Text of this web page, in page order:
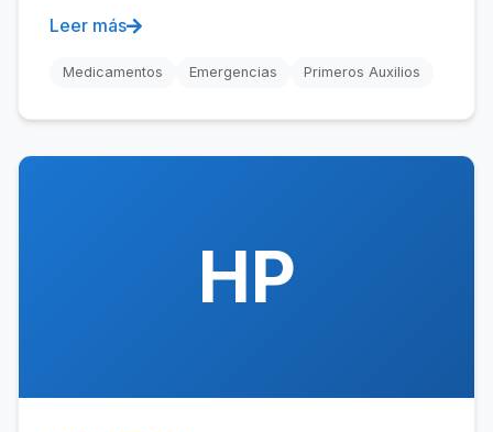
Leer más
Medicamentos Emergencias Primeros Auxilios
HP